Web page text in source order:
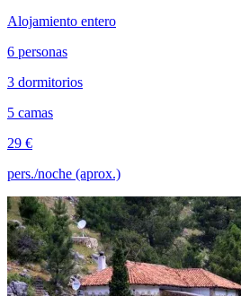
Alojamiento entero
6 personas
3 dormitorios
5 camas
29 €
pers./noche (aprox.)